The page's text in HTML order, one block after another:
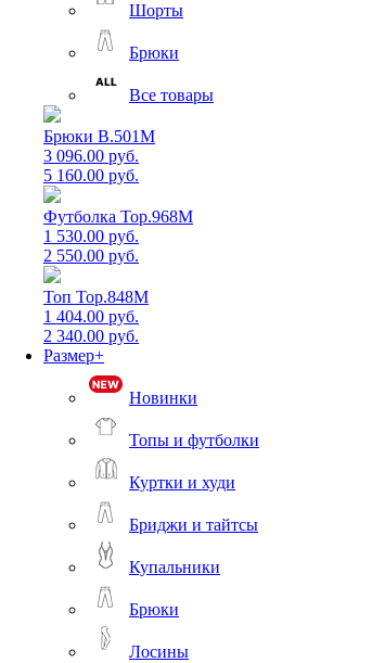
Шорты
Брюки
Все товары
Брюки B.501M
3 096.00 руб.
5 160.00 руб.
Футболка Top.968M
1 530.00 руб.
2 550.00 руб.
Топ Top.848M
1 404.00 руб.
2 340.00 руб.
Размер+
Новинки
Топы и футболки
Куртки и худи
Бриджи и тайтсы
Купальники
Брюки
Лосины